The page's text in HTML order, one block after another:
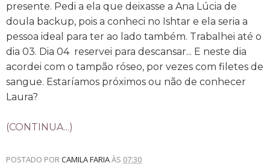
presente. Pedi a ela que deixasse a Ana Lúcia de
doula backup, pois a conheci no Ishtar e ela seria a
pessoa ideal para ter ao lado também. Trabalhei até o
dia 03. Dia 04 reservei para descansar... E neste dia
acordei com o tampão róseo, por vezes com filetes de
sangue. Estaríamos próximos ou não de conhecer
Laura?
(CONTINUA...)
POSTADO PORCAMILA FARIAÀS 07:30